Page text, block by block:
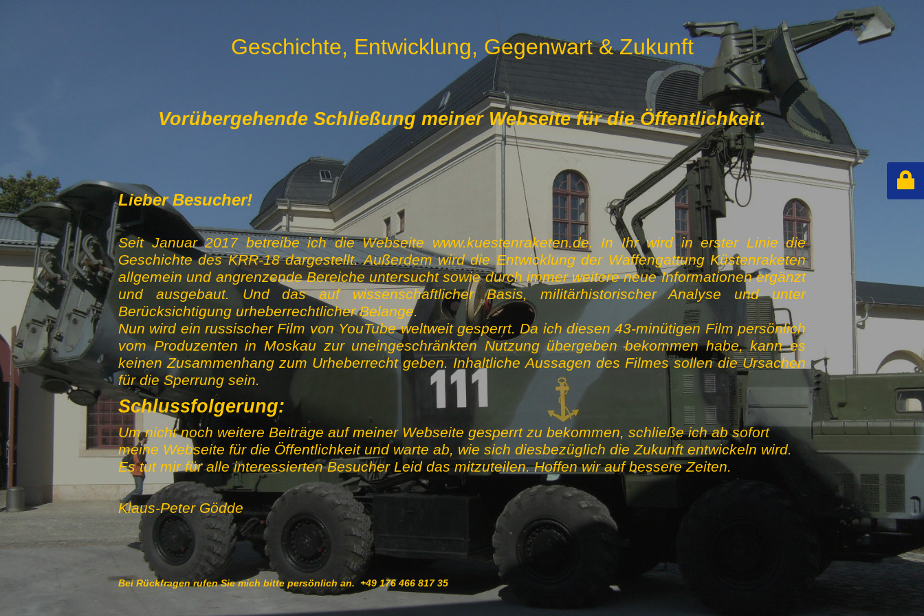
Geschichte, Entwicklung, Gegenwart & Zukunft
Vorübergehende Schließung meiner Webseite für die Öffentlichkeit.
Lieber Besucher!
Seit Januar 2017 betreibe ich die Webseite www.kuestenraketen.de. In Ihr wird in erster Linie die
Geschichte des KRR-18 dargestellt. Außerdem wird die Entwicklung der Waffengattung Küstenraketen
allgemein und angrenzende Bereiche untersucht sowie durch immer weitere neue Informationen ergänzt
und ausgebaut. Und das auf wissenschaftlicher Basis, militärhistorischer Analyse und unter
Berücksichtigung urheberrechtlicher Belange.
Nun wird ein russischer Film von YouTube weltweit gesperrt. Da ich diesen 43-minütigen Film persönlich
vom Produzenten in Moskau zur uneingeschränkten Nutzung übergeben bekommen habe, kann es
keinen Zusammenhang zum Urheberrecht geben. Inhaltliche Aussagen des Filmes sollen die Ursachen
für die Sperrung sein.
Schlussfolgerung:
Um nicht noch weitere Beiträge auf meiner Webseite gesperrt zu bekommen, schließe ich ab sofort
meine Webseite für die Öffentlichkeit und warte ab, wie sich diesbezüglich die Zukunft entwickeln wird.
Es tut mir für alle interessierten Besucher Leid das mitzuteilen. Hoffen wir auf bessere Zeiten.
Klaus-Peter Gödde
Bei Rückfragen rufen Sie mich bitte persönlich an. +49 176 466 817 35